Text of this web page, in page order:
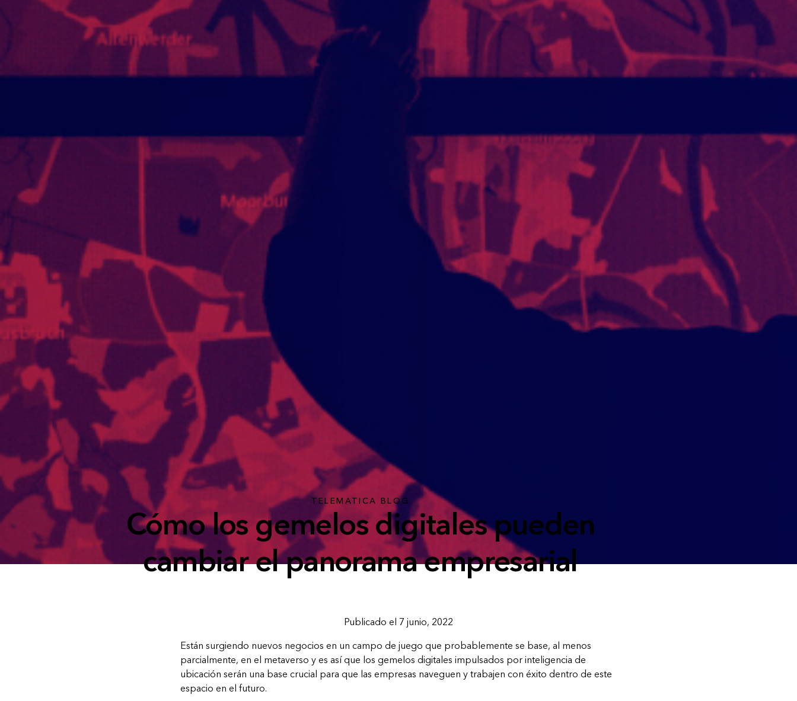
TELEMATICA BLOG
Cómo los gemelos digitales pueden
cambiar el panorama empresarial
Publicado el 7 junio, 2022
Están surgiendo nuevos negocios en un campo de juego que probablemente se base, al menos
parcialmente, en el metaversoy es así que los gemelos digitales impulsados por inteligencia de
ubicación serán una base crucial para que las empresas naveguen y trabajen con éxito dentro de este
espacio en el futuro.